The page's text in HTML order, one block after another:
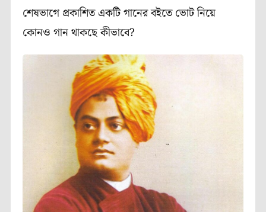
শেষভাগে প্রকাশিত একটিগানেরবইতে ভোটনিয়ে
কোনও গানথাকছেকীভাবে?